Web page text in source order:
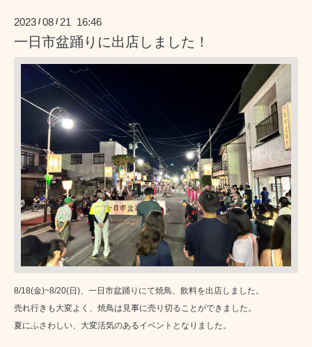
2023 /08 / 21 16:46
一日市盆踊りに出店しました！
8/18(金)~8/20(日)、一日市盆踊りにて焼鳥、飲料を出店しました。
売れ行きも大変よく、焼鳥は見事に売り切ることができました。
夏にふさわしい、大変活気のあるイベントとなりました。